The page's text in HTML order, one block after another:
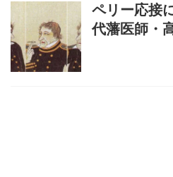
ペリー応接
代藩医師・